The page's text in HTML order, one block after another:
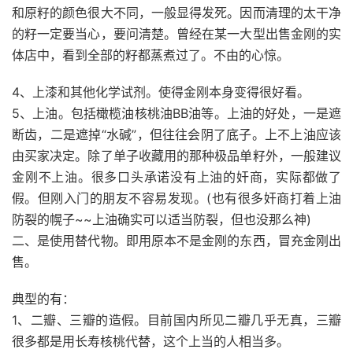
和原籽的颜色很大不同，一般显得发死。因而清理的太干净
的籽一定要当心，要问清楚。曾经在某一大型出售金刚的实
体店中，看到全部的籽都蒸煮过了。不由的心惊。
4、上漆和其他化学试剂。使得金刚本身变得很好看。
5、上油。包括橄榄油核桃油BB油等。上油的好处，一是遮
断齿，二是遮掉“水碱”，但往往会阴了底子。上不上油应该
由买家决定。除了单子收藏用的那种极品单籽外，一般建议
金刚不上油。很多口头承诺没有上油的奸商，实际都做了
假。但刚入门的朋友不容易发现。(也有很多奸商打着上油
防裂的幌子~~上油确实可以适当防裂，但也没那么神)
二、是使用替代物。即用原本不是金刚的东西，冒充金刚出
售。
典型的有：
1、二瓣、三瓣的造假。目前国内所见二瓣几乎无真，三瓣
很多都是用长寿核桃代替，这个上当的人相当多。